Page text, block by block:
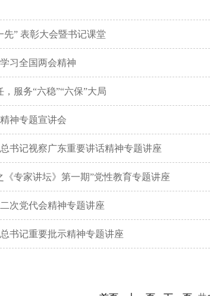
先” 表彰大会暨书记课堂
习全国两会精神
服务“六稳”“六保”大局
神专题宣讲会
书记视察广东重要讲话精神专题讲座
专家讲坛》第一期”党性教育专题讲座
次党代会精神专题讲座
书记重要批示精神专题讲座